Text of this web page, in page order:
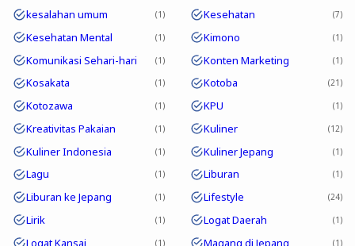
kesalahan umum 1 Kesehatan 7
Kesehatan Mental 1 Kimono 1
Komunikasi Sehari-hari 1 Konten Marketing 1
Kosakata 1 Kotoba 21
Kotozawa 1 KPU 1
Kreativitas Pakaian 1 Kuliner 12
Kuliner Indonesia 1 Kuliner Jepang 1
Lagu 1 Liburan 1
Liburan ke Jepang 1 Lifestyle 24
Lirik 1 Logat Daerah 1
Logat Kansai 1 Magang di Jepang 1